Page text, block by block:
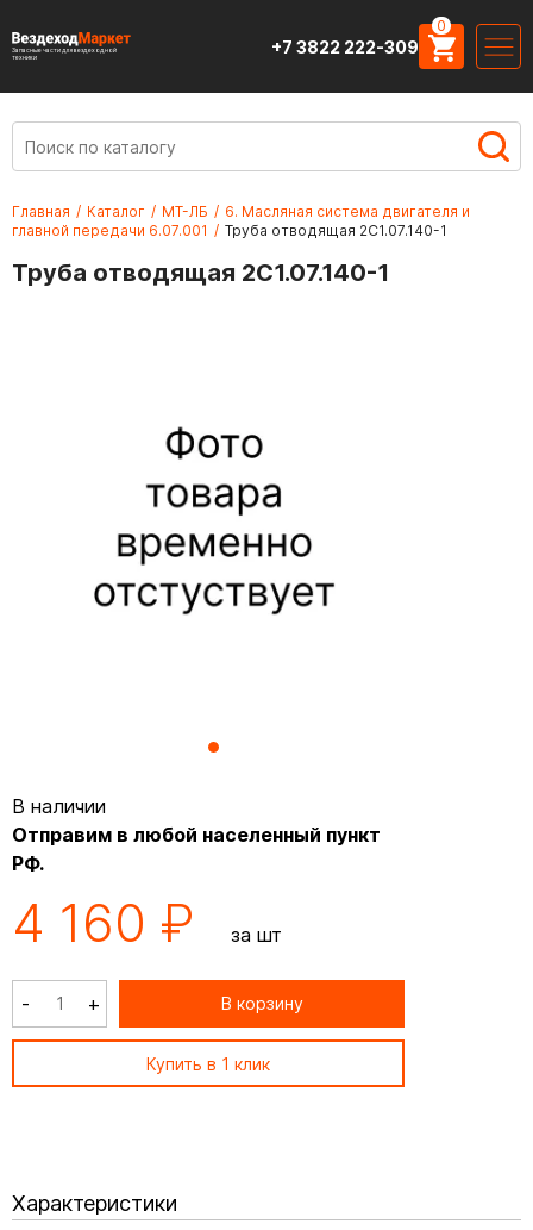
Запасные части для вездеходной
техники
+7 3822 222-309
0
Главная / Каталог / МТ-ЛБ / 6. Масляная система двигателя и
главной передачи 6.07.001 / Труба отводящая 2С1.07.140-1
Труба отводящая 2С1.07.140-1
В наличии
Отправим в любой населенный пункт
РФ.
4 160 ₽ за шт
- + В корзину
Купить в 1 клик
Характеристики